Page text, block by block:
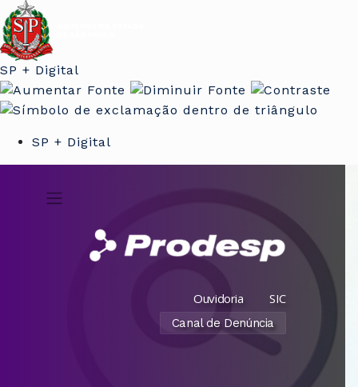
SP + Digital
SP + Digital
Ouvidoria SIC
Canal de Denúncia